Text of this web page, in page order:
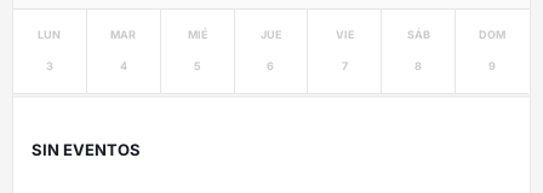
LUN
3
MAR
4
MIÉ
5
JUE
6
VIE
7
SÁB
8
DOM
9
SIN EVENTOS